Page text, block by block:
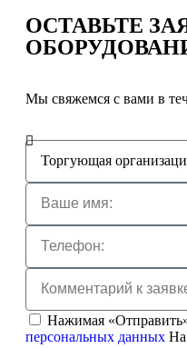
ОСТАВЬТЕ
Мы свяжемся с вами в
Нажимая
персональных данных На